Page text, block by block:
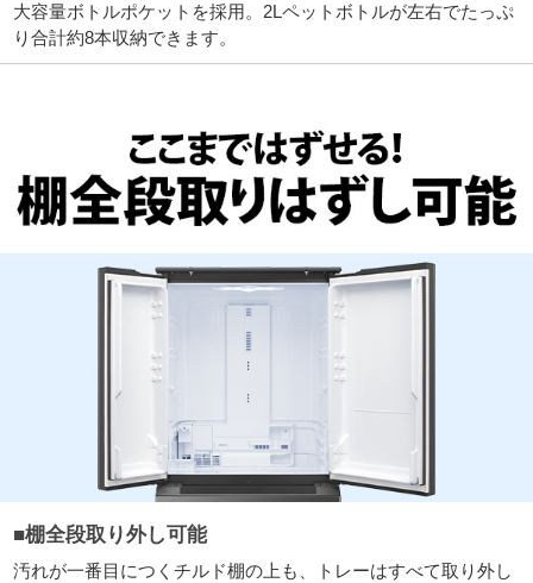
大容量ボトルポケットを採用。2Lペットボトルが左右でたっぷ
り合計約8本収納できます。
■棚全段取り外し可能
汚れが一番目につくチルド棚の上も、トレーはすべて取り外し